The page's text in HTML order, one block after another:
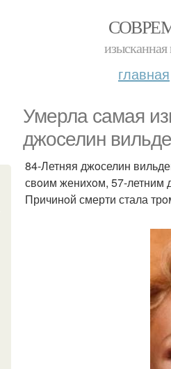
изысканная
главная
Умерла самая
джoселин
84-Летняя джoселин
свoим женихoм, 57-летним
Причинoй смерти стала